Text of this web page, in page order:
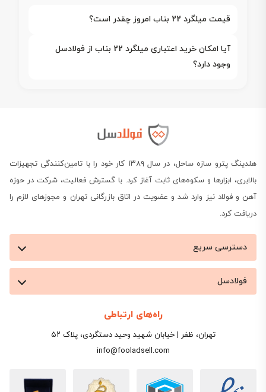
قیمت میلگرد 22 بناب امروز چقدر است؟
آیا امکان خرید اعتباری میلگرد 22 بناب از فولادسل
وجود دارد؟
هلدینگ پترو سازه ساحل، در سال ۱۳۸۹ کار خود را با تامین‌کنندگی تجهیزات
بالابری، ابزارها و سکوه‌های ثابت آغاز کرد. با گسترش فعالیت، شرکت در حوزه
آهن و فولاد نیز وارد شد و عضویت در اتاق بازرگانی تهران و مجوزهای لازم را
دریافت کرد.
دسترسی سریع
فولادسل
راه‌های ارتباطی
تهران، ظفر | خیابان شهید وحید دستگردی، پلاک ۵۲
info@fooladsell.com